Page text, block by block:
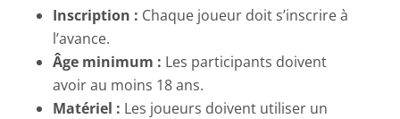
Inscription : Chaque joueur doit s’inscrire à
l’avance.
Âge minimum : Les participants doivent
avoir au moins 18 ans.
Matériel : Les joueurs doivent utiliser un